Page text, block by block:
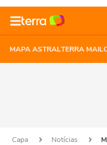
MAPA ASTRALTERRA MAIL
Capa Notícias